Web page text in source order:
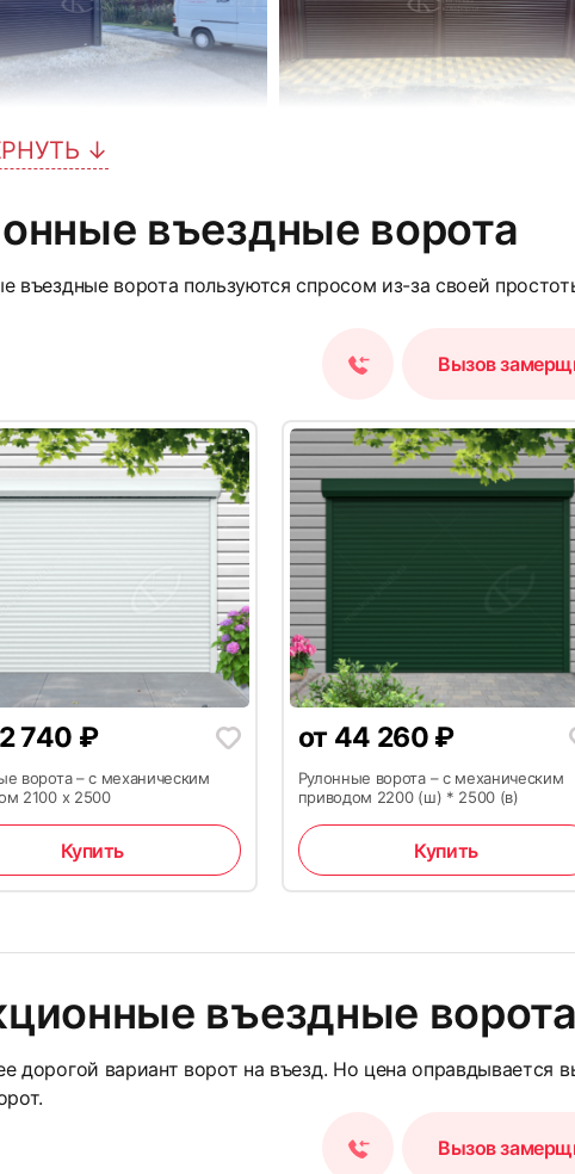
8
11
↓
въездные ворота
въездные ворота пользуются спросом из-за своей
Вызов
740 ₽
ворота – с механическим
2100 х 2500
Купить
от 44 260 ₽
Рулонные ворота – с механическим
приводом 2200 (ш) * 2500 (в)
Купить
въездные ворота
дорогой вариант ворот на въезд. Но цена оправдывается
Вызов